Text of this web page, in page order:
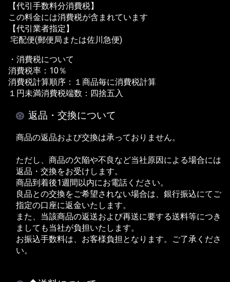
【代引手数料分消費税】
この料金には消費税が含まれています
【代引業者指定】
宅配便(郵便局または佐川急便)
・消費税について
消費税率：10％
消費税計算順序：１商品毎に消費税計算
１円未満消費税端数：四捨五入
返品・交換について
商品の返品および交換は承っておりません。
ただし、商品の欠陥や不良など当社原因による場合には
返品・交換をお受けします。
商品到着後1週間以内にお電話ください。
良品との交換をご希望されない場合は、銀行振込にてご
指定の口座に返金いたします。
また、当該商品の返送および再送に要する送料等につき
ましても当社が負担いたします。
お振込手数料は、お客様負担となります。ご了承くださ
い。